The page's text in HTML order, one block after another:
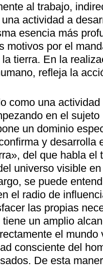
al trabajo,
actividad a
esencia más
motivos por el
tierra. En la
refleja la
como una
en el
un dominio
y desarrolla
del que habla
universo visible
se puede
el radio de
las propias
un amplio
el
consciente del
De esta